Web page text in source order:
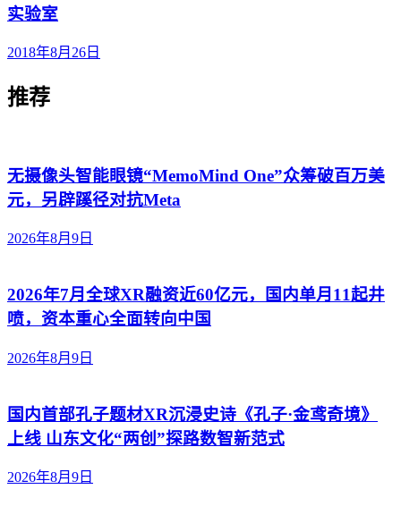
实验室
2018年8月26日
推荐
无摄像头智能眼镜“MemoMind One”众筹破百万美
元，另辟蹊径对抗Meta
2026年8月9日
2026年7月全球XR融资近60亿元，国内单月11起井
喷，资本重心全面转向中国
2026年8月9日
国内首部孔子题材XR沉浸史诗《孔子·金鸢奇境》
上线 山东文化“两创”探路数智新范式
2026年8月9日